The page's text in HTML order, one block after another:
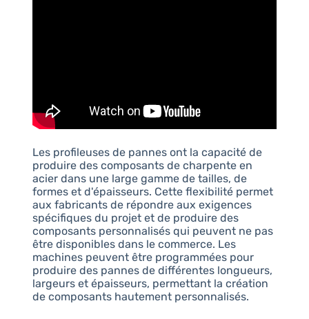
Les profileuses de pannes ont la capacité de
produire des composants de charpente en
acier dans une large gamme de tailles, de
formes et d'épaisseurs. Cette flexibilité permet
aux fabricants de répondre aux exigences
spécifiques du projet et de produire des
composants personnalisés qui peuvent ne pas
être disponibles dans le commerce. Les
machines peuvent être programmées pour
produire des pannes de différentes longueurs,
largeurs et épaisseurs, permettant la création
de composants hautement personnalisés.